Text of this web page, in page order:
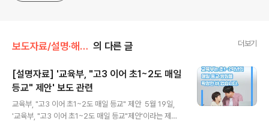
보도자료/설명·해명자료 의 다른 글 더보기
[설명자료] '교육부, "고3 이어 초1~2도 매일
등교" 제안' 보도 관련
교육부, "고3 이어 초1~2도 매일 등교" 제안 ​ 5월 19일,
'교육부, "고3 이어 초1~2도 매일 등교"제안'이라는 제목